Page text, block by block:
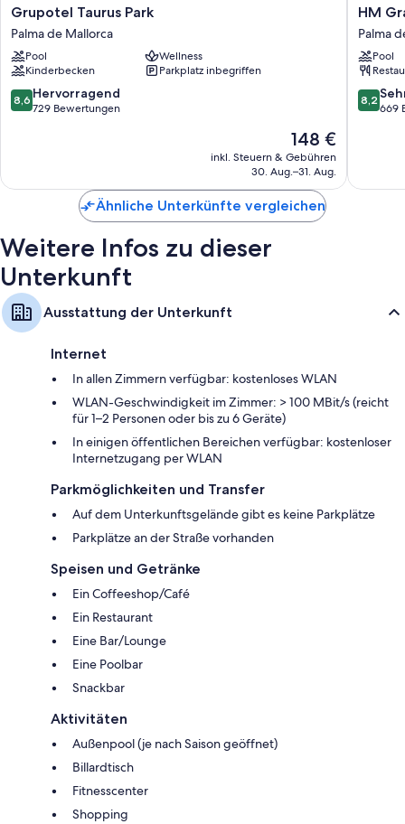
Grupotel
Taurus
Park
Palma
de
Mallorca
Grupotel Taurus Park
Palma de Mallorca
Pool
Wellness
Kinderbecken
Parkplatz inbegriffen
8.6
von
8,6 Hervorragend
729 Bewertungen
Der
Preis
beträgt
148 €
inkl. Steuern & Gebühren
30. Aug.–31. Aug.
HM
Gran
Fiesta
Hotel
Palma
de
Mallorca
HM
Palma
Pool
8.2
von
8,2
669
Ähnliche Unterkünfte vergleichen
Weitere Infos zu dieser
Unterkunft
Ausstattung der Unterkunft
Internet
In allen Zimmern verfügbar: kostenloses WLAN
WLAN-Geschwindigkeit im Zimmer: > 100 MBit/s (reicht
für 1–2 Personen oder bis zu 6 Geräte)
In einigen öffentlichen Bereichen verfügbar: kostenloser
Internetzugang per WLAN
Parkmöglichkeiten und Transfer
Auf dem Unterkunftsgelände gibt es keine Parkplätze
Parkplätze an der Straße vorhanden
Speisen und Getränke
Ein Coffeeshop/Café
Ein Restaurant
Eine Bar/Lounge
Eine Poolbar
Snackbar
Aktivitäten
Außenpool (je nach Saison geöffnet)
Billardtisch
Fitnesscenter
Shopping